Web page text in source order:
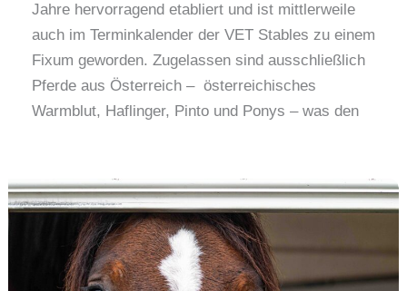
Jahre hervorragend etabliert und ist mittlerweile
auch im Terminkalender der VET Stables zu einem
Fixum geworden. Zugelassen sind ausschließlich
Pferde aus Österreich – österreichisches
Warmblut, Haflinger, Pinto und Ponys – was den